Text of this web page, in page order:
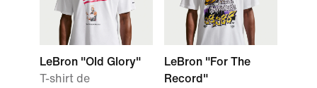
LeBron "Old Glory"
T-shirt de
LeBron "For The
Record"